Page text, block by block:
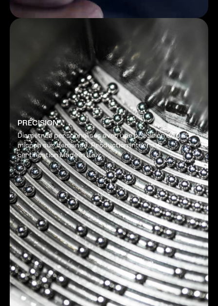
PRÉCISION
Diamètres personnalisés avec une précision de 0,25
micron sur demande. Production interne et
certification Made in Italy.